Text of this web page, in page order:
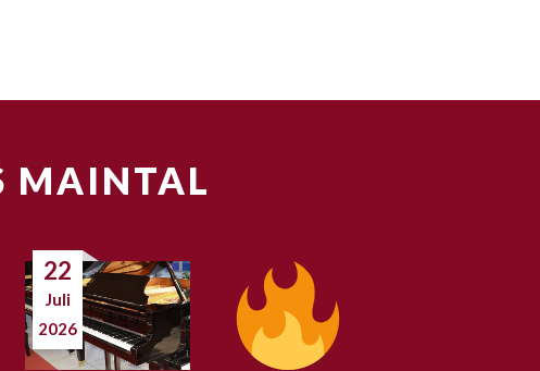
MAINTAL
22
Juli
2026